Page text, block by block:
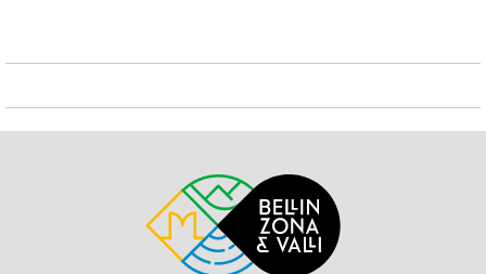
Hallenbad, Sauna, sowie Réception und Restaurant /
mehr in Betrieb. Bis auf wenige Ausnahmen gehören
die 153 Wohnungen nicht zum Hotelbetrieb. Trotzdem
Eigentümer ihre Wohnung selber nutzen, respektive
direkt vermieten. Somit waren und sind alle
Einrichtungen wie in einem normalen
Mehrfamilienhaus in Betrieb wie Hauswartung, Post,
Antenne für Fernseh / Radio, Kehricht, Waschküchen,